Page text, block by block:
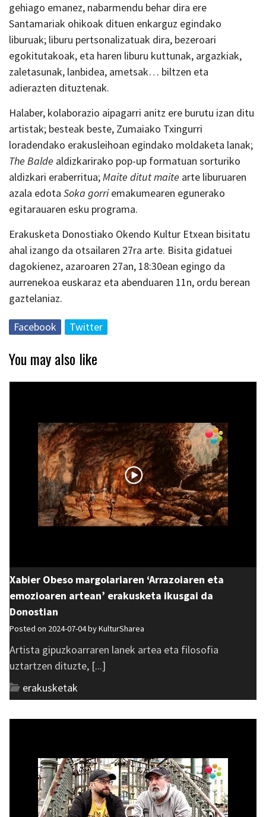
gehiago emanez, nabarmendu behar dira ere
Santamariak ohikoak dituen enkarguz egindako
liburuak; liburu pertsonalizatuak dira, bezeroari
egokitutakoak, eta haren liburu kuttunak, argazkiak,
zaletasunak, lanbidea, ametsak… biltzen eta
adierazten dituztenak.
Halaber, kolaborazio aipagarri anitz ere burutu izan ditu
artistak; besteak beste, Zumaiako Txingurri
loradendako erakusleihoan egindako moldaketa lanak;
The Balde aldizkarirako pop-up formatuan sorturiko
aldizkari eraberritua;Maite ditut maite arte liburuaren
azala edota Soka gorriemakumearen egunerako
egitarauaren esku programa.
Erakusketa Donostiako Okendo Kultur Etxean bisitatu
ahal izango da otsailaren 27ra arte. Bisita gidatuei
dagokienez, azaroaren 27an, 18:30ean egingo da
aurrenekoa euskaraz eta abenduaren 11n, ordu berean
gaztelaniaz.
Facebook Twitter
You may also like
Xabier Obeso margolariaren ‘Arrazoiaren eta
emozioaren artean’ erakusketa ikusgai da
Donostian
Posted on 2024-07-04 byKulturSharea
Artista gipuzkoarraren lanek artea eta filosofia
uztartzen dituzte, [...]
erakusketak